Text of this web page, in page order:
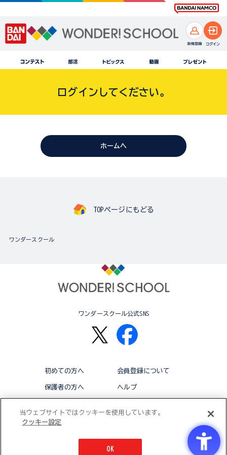
ログインしてください。
ホームへ
TOPページにもどる
ワンダースクール
ワンダースクール公式SNS
初めての方へ 会員登録について
保護者の方へ ヘルプ
© BANDAI CO.,LTD 2015 ALL RIGHTS RESERVED
当ウェブサイトではクッキーを使用しています。
クッキー設定
OK